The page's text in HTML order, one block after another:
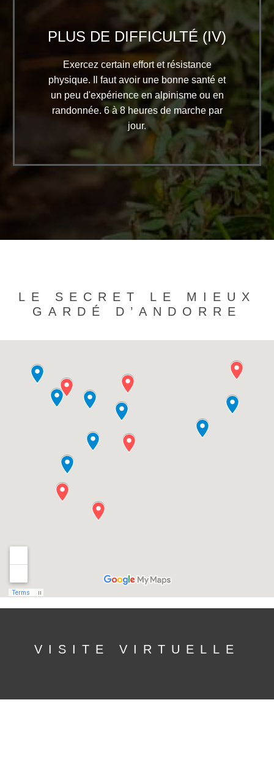
PLUS DE DIFFICULTÉ (IV)
Exercez certain effort et résistance
physique. Il faut avoir une bonne santé et
un peu d'expérience en alpinisme ou en
randonnée. 6 à 8 heures de marche par
jour.
LE SECRET LE MIEUX
GARDÉ D’ANDORRE
VISITE VIRTUELLE